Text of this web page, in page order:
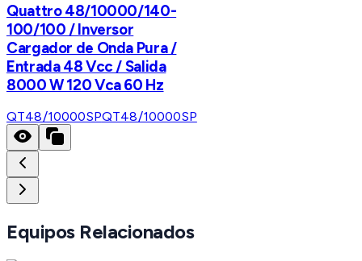
Quattro 48/10000/140-
100/100 / Inversor
Cargador de Onda Pura /
Entrada 48 Vcc / Salida
8000 W 120 Vca 60 Hz
QT48/10000SPQT48/10000SP
Equipos Relacionados